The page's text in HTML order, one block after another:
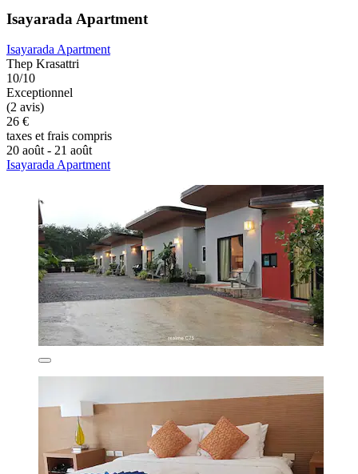
Isayarada Apartment
Isayarada Apartment
Thep Krasattri
10/10
Exceptionnel
(2 avis)
26 €
taxes et frais compris
20 août - 21 août
Isayarada Apartment